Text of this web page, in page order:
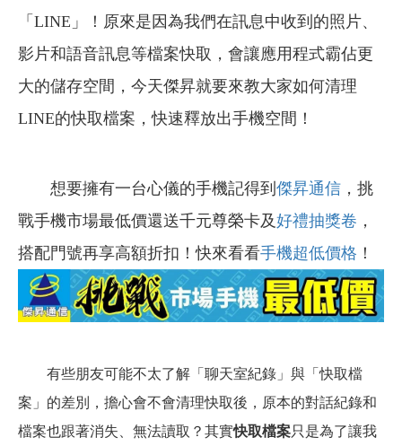
「LINE」！原來是因為我們在訊息中收到的照片、
影片和語音訊息等檔案快取，會讓應用程式霸佔更
大的儲存空間，今天傑昇就要來教大家如何清理
LINE的快取檔案，快速釋放出手機空間！
想要擁有一台心儀的手機記得到 傑昇通信 ，挑
戰手機市場最低價還送千元尊榮卡及好禮抽獎卷 ，
搭配門號再享高額折扣！快來看看手機超低價格 ！
有些朋友可能不太了解「聊天室紀錄」與「快取檔
案」的差別，擔心會不會清理快取後，原本的對話紀錄和
檔案也跟著消失、無法讀取？其實快取檔案只是為了讓我